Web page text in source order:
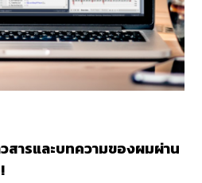
สารและบทความของผมผ่าน